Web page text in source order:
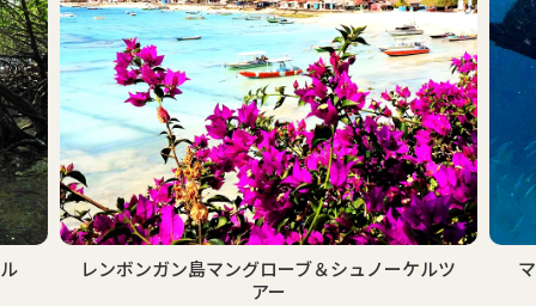
レンボンガン島マングローブ＆シュノーケルツ
アー